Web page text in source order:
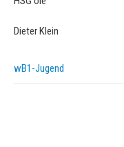
Dieter Klein
wB1-Jugend